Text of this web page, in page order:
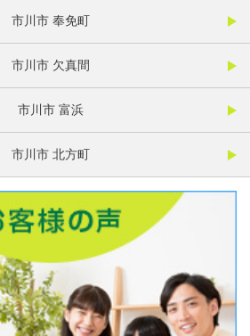
市川市 奉免町
市川市 欠真間
市川市 富浜
市川市 北方町